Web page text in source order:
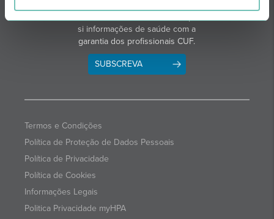
si informações de saúde com a
garantia dos profissionais CUF.
SUBSCREVA
Termos e Condições
Política de Proteção de Dados Pessoais
Política de Privacidade
Política de Cookies
Informações Legais
Politica Privacidade myHPA